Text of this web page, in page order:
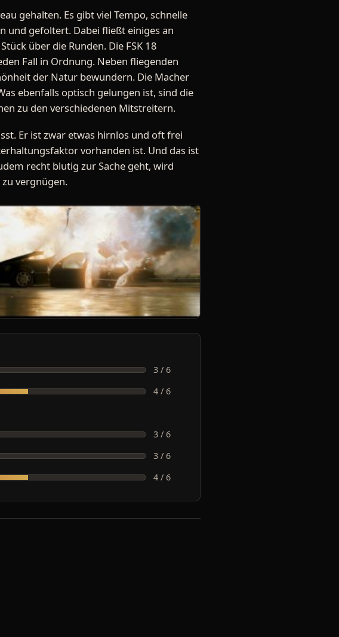
gehalten. Es gibt viel Tempo, schnelle
und gefoltert. Dabei fließt einiges an
über die Runden. Die FSK 18
Fall in Ordnung. Neben fliegenden
der Natur bewundern. Die Macher
ebenfalls optisch gelungen ist, sind die
zu den verschiedenen Mitstreitern.
Er ist zwar etwas hirnlos und oft frei
vorhanden ist. Und das ist
recht blutig zur Sache geht, wird
vergnügen.
3 / 6
4 / 6
3 / 6
3 / 6
4 / 6